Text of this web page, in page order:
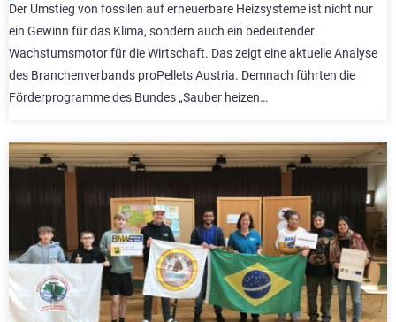
Der Umstieg von fossilen auf erneuerbare Heizsysteme ist nicht nur
ein Gewinn für das Klima, sondern auch ein bedeutender
Wachstumsmotor für die Wirtschaft. Das zeigt eine aktuelle Analyse
des Branchenverbands proPellets Austria. Demnach führten die
Förderprogramme des Bundes „Sauber heizen…